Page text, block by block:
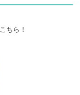
ちら！